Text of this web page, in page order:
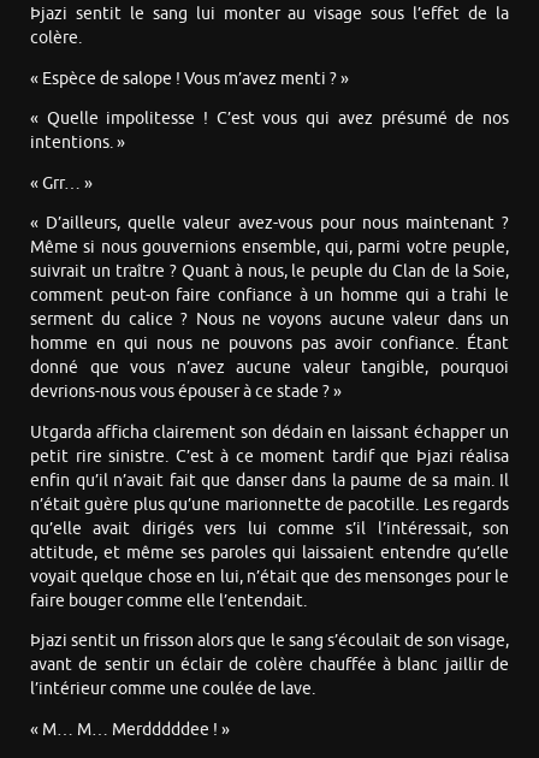
Þjazi sentit le sang lui monter au visage sous l’effet de la
colère.
« Espèce de salope ! Vous m’avez menti ? »
« Quelle impolitesse ! C’est vous qui avez présumé de nos
intentions. »
« Grr… »
« D’ailleurs, quelle valeur avez-vous pour nous maintenant ?
Même si nous gouvernions ensemble, qui, parmi votre peuple,
suivrait un traître ? Quant à nous, le peuple du Clan de la Soie,
comment peut-on faire confiance à un homme qui a trahi le
serment du calice ? Nous ne voyons aucune valeur dans un
homme en qui nous ne pouvons pas avoir confiance. Étant
donné que vous n’avez aucune valeur tangible, pourquoi
devrions-nous vous épouser à ce stade ? »
Utgarda afficha clairement son dédain en laissant échapper un
petit rire sinistre. C’est à ce moment tardif que Þjazi réalisa
enfin qu’il n’avait fait que danser dans la paume de sa main. Il
n’était guère plus qu’une marionnette de pacotille. Les regards
qu’elle avait dirigés vers lui comme s’il l’intéressait, son
attitude, et même ses paroles qui laissaient entendre qu’elle
voyait quelque chose en lui, n’était que des mensonges pour le
faire bouger comme elle l’entendait.
Þjazi sentit un frisson alors que le sang s’écoulait de son visage,
avant de sentir un éclair de colère chauffée à blanc jaillir de
l’intérieur comme une coulée de lave.
« M… M… Merdddddee ! »